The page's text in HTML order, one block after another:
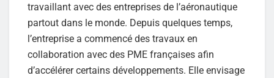
travaillant avec des entreprises de l’aéronautique
partout dans le monde. Depuis quelques temps,
l’entreprise a commencé des travaux en
collaboration avec des PME françaises afin
d’accélérer certains développements. Elle envisage